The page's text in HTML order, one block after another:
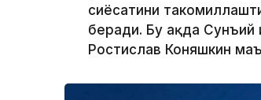
сиёсатини
беради. Бу ҳақда
Ростислав Коняшкин